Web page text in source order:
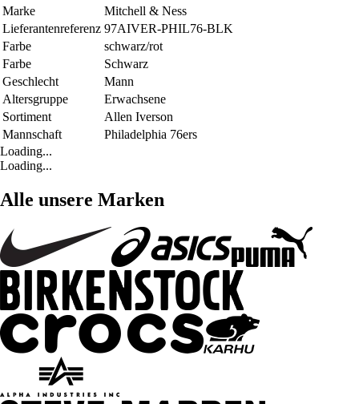
Marke
Mitchell & Ness
Lieferantenreferenz 97AIVER-PHIL76-BLK
Farbe
schwarz/rot
Farbe
Schwarz
Geschlecht
Mann
Altersgruppe
Erwachsene
Sortiment
Allen Iverson
Mannschaft
Philadelphia 76ers
Loading...
Loading...
Alle unsere Marken